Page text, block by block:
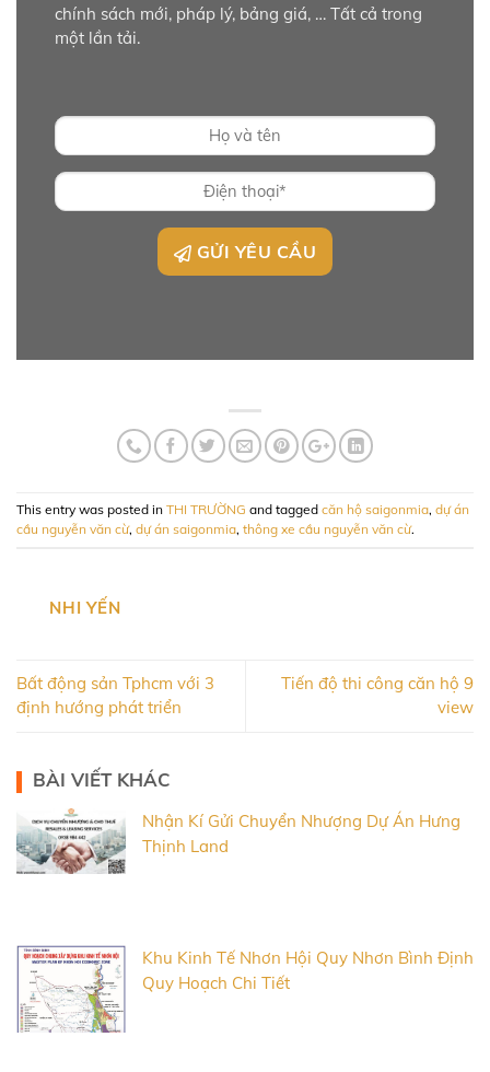
chính sách mới, pháp lý, bảng giá, … Tất cả trong
một lần tải.
GỬI YÊU CẦU
This entry was posted in THI TRƯỜNG and tagged căn hộ saigonmia, dự án
cầu nguyễn văn cừ, dự án saigonmia, thông xe cầu nguyễn văn cừ.
NHI YẾN
Bất động sản Tphcm với 3
định hướng phát triển
Tiến độ thi công căn hộ 9
view
BÀI VIẾT KHÁC
Nhận Kí Gửi Chuyển Nhượng Dự Án Hưng
Thịnh Land
Khu Kinh Tế Nhơn Hội Quy Nhơn Bình Định
Quy Hoạch Chi Tiết